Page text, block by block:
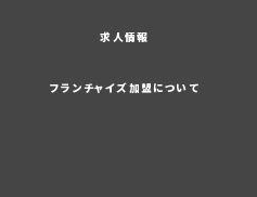
求人情報
フランチャイズ加盟について